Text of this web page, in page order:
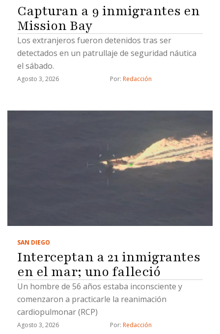
Capturan a 9 inmigrantes en
Mission Bay
Los extranjeros fueron detenidos tras ser
detectados en un patrullaje de seguridad náutica
el sábado.
Agosto 3, 2026 Por: Redacción
SAN DIEGO
Interceptan a 21 inmigrantes
en el mar; uno falleció
Un hombre de 56 años estaba inconsciente y
comenzaron a practicarle la reanimación
cardiopulmonar (RCP)
Agosto 3, 2026 Por: Redacción